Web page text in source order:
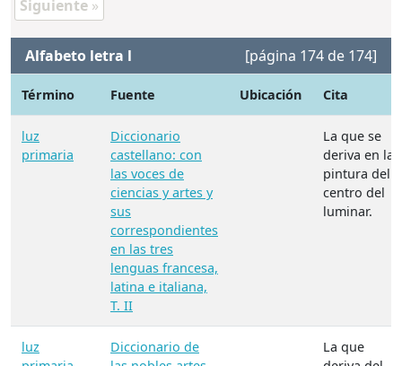
Siguiente »
Alfabeto letra l [página 174 de 174]
Término Fuente Ubicación Cita
luz
primaria
Diccionario
castellano: con
las voces de
ciencias y artes y
sus
correspondientes
en las tres
lenguas francesa,
latina e italiana,
T. II
La que se
deriva en la
pintura del
centro del
luminar.
luz
Diccionario de
La que